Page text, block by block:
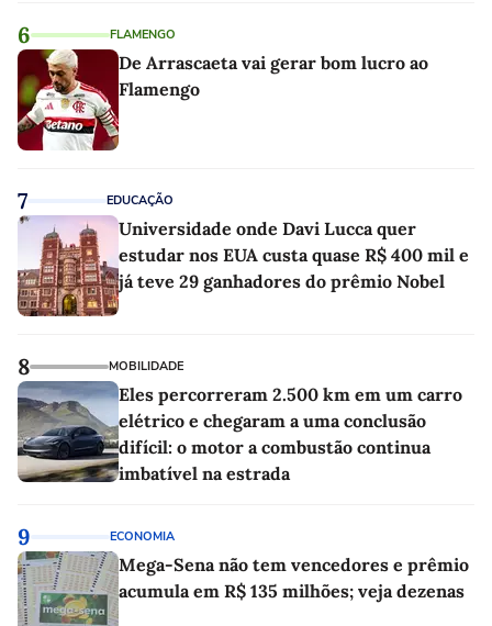
6 FLAMENGO
De Arrascaeta vai gerar bom lucro ao
Flamengo
7 EDUCAÇÃO
Universidade onde Davi Lucca quer
estudar nos EUA custa quase R$ 400 mil e
já teve 29 ganhadores do prêmio Nobel
8 MOBILIDADE
Eles percorreram 2.500 km em um carro
elétrico e chegaram a uma conclusão
difícil: o motor a combustão continua
imbatível na estrada
9 ECONOMIA
Mega-Sena não tem vencedores e prêmio
acumula em R$ 135 milhões; veja dezenas